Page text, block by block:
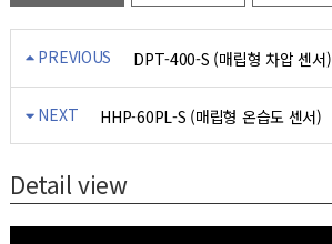
PREVIOUS DPT-400-S (매립형 차압 센서)
NEXT HHP-60PL-S (매립형 온습도 센서)
Detail view